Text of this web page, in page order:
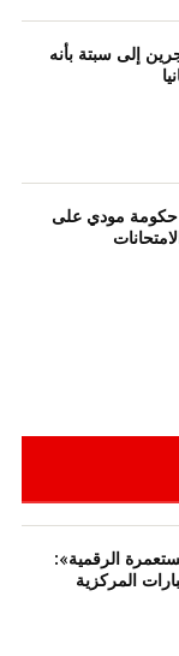
إلى سبتة بأنه
حكومة مودي على
الرقمية»:
المركزية